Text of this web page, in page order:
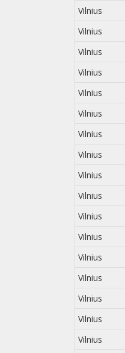
Vilnius
Vilnius
Vilnius
Vilnius
Vilnius
Vilnius
Vilnius
Vilnius
Vilnius
Vilnius
Vilnius
Vilnius
Vilnius
Vilnius
Vilnius
Vilnius
Vilnius